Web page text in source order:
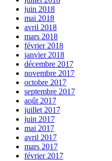
juin 2018
mai 2018
avril 2018
mars 2018
février 2018
janvier 2018
décembre 2017
novembre 2017
octobre 2017
septembre 2017
août 2017
juillet 2017
juin 2017
mai 2017
avril 2017
mars 2017
février 2017